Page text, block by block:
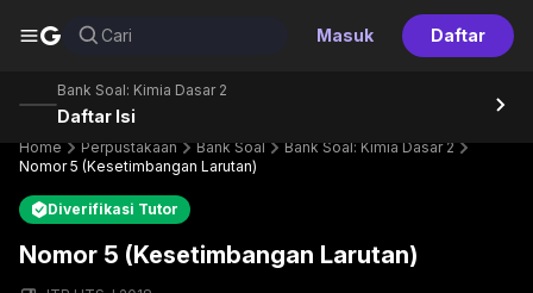
G Cari Masuk Daftar
Bank Soal: Kimia Dasar 2
Daftar Isi
Home Perpustakaan Bank Soal
Bank Soal: Kimia Dasar 2
Nomor 5 (Kesetimbangan Larutan)
Diverifikasi Tutor
Nomor 5 (Kesetimbangan Larutan)